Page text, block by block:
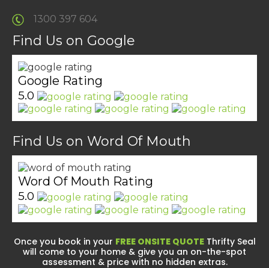
1300 397 604
Find Us on Google
Google Rating
5.0
Find Us on Word Of Mouth
Word Of Mouth Rating
5.0
Once you book in your FREE ONSITE QUOTEThrifty Seal
will come to your home & give you an on-the-spot
assessment & price with no hidden extras.